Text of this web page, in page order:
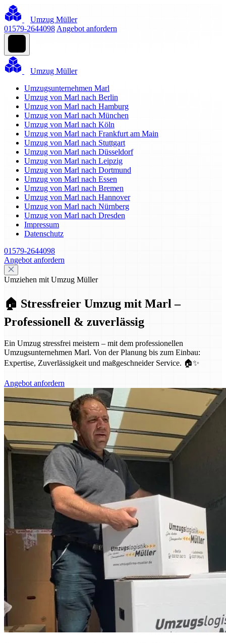
Umzug Müller
01579-2644098 Angebot anfordern
Umzug Müller
Umzugsunternehmen Marl
Umzug von Marl nach Berlin
Umzug von Marl nach Hamburg
Umzug von Marl nach München
Umzug von Marl nach Köln
Umzug von Marl nach Frankfurt am Main
Umzug von Marl nach Stuttgart
Umzug von Marl nach Düsseldorf
Umzug von Marl nach Leipzig
Umzug von Marl nach Dortmund
Umzug von Marl nach Essen
Umzug von Marl nach Bremen
Umzug von Marl nach Hannover
Umzug von Marl nach Nürnberg
Umzug von Marl nach Dresden
Impressum
Datenschutz
01579-2644098
Angebot anfordern
Umziehen mit Umzug Müller
🏠 Stressfreier Umzug mit Marl –
Professionell & zuverlässig
Ein Umzug stressfrei meistern – mit dem professionellen
Umzugsunternehmen Marl. Von der Planung bis zum Einbau:
Expertise, Zuverlässigkeit und maßgeschneider Service. 🏠✨
Angebot anfordern